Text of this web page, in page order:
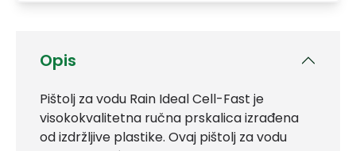
Opis
Pištolj za vodu Rain Ideal Cell-Fast je
visokokvalitetna ručna prskalica izrađena
od izdržljive plastike. Ovaj pištolj za vodu